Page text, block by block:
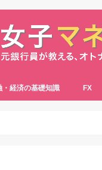
・経済の基礎知識 FX